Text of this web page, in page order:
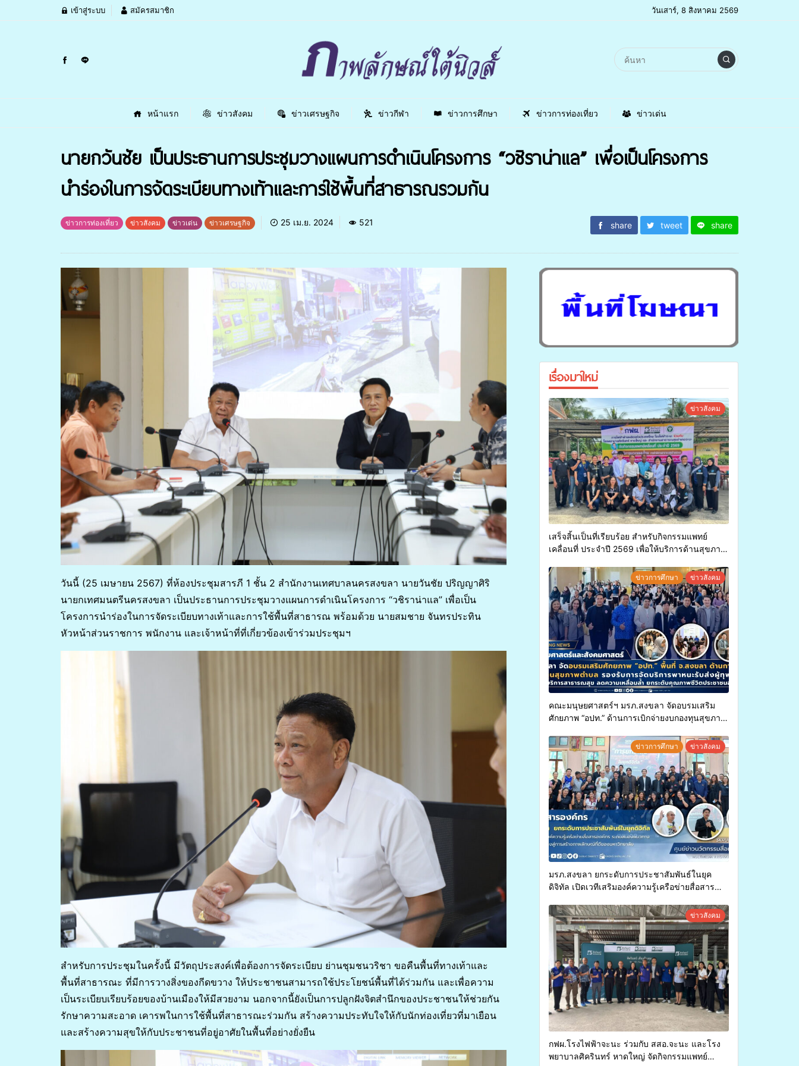
เข้าสู่ระบบ สมัครสมาชิก วันเสาร์, 8 สิงหาคม 2569
หน้าแรก ข่าวสังคม ข่าวเศรษฐกิจ ข่าวกีฬา ข่าวการศึกษา ข่าวการท่องเที่ยว ข่าวเด่น
นายกวันชัย เป็นประธานการประชุมวางแผนการดำเนินโครงการ “วชิราน่าแล” เพื่อเป็นโครงการ
นำร่องในการจัดระเบียบทางเท้าและการใช้พื้นที่สาธารณรวมกัน
ข่าวการท่องเที่ยว ข่าวสังคม ข่าวเด่น ข่าวเศรษฐกิจ 25 เม.ย. 2024 521 share tweet share
วันนี้ (25 เมษายน 2567) ที่ห้องประชุมสารภี 1 ชั้น 2 สำนักงานเทศบาลนครสงขลา นายวันชัย ปริญญาศิริ
นายกเทศมนตรีนครสงขลา เป็นประธานการประชุมวางแผนการดำเนินโครงการ “วชิราน่าแล” เพื่อเป็น
โครงการนำร่องในการจัดระเบียบทางเท้าและการใช้พื้นที่สาธารณ พร้อมด้วย นายสมชาย จันทรประทิน
หัวหน้าส่วนราชการ พนักงาน และเจ้าหน้าที่ที่เกี่ยวข้องเข้าร่วมประชุมฯ
สำหรับการประชุมในครั้งนี้ มีวัตถุประสงค์เพื่อต้องการจัดระเบียบ ย่านชุมชนวริชา ขอคืนพื้นที่ทางเท้าและ
พื้นที่สาธารณะ ที่มีการวางสิ่งของกีดขวาง ให้ประชาชนสามารถใช้ประโยชน์พื้นที่ได้ร่วมกัน และเพื่อความ
เป็นระเบียบเรียบร้อยของบ้านเมืองให้มีสวยงาม นอกจากนี้ยังเป็นการปลูกฝังจิตสำนึกของประชาชนให้ช่วยกัน
รักษาความสะอาด เคารพในการใช้พื้นที่สาธารณะร่วมกัน สร้างความประทับใจให้กับนักท่องเที่ยวที่มาเยือน
และสร้างความสุขให้กับประชาชนที่อยู่อาศัยในพื้นที่อย่างยั่งยืน
เรื่องมาใหม่
ข่าวสังคม
เสร็จสิ้นเป็นที่เรียบร้อย สำหรับกิจกรรมแพทย์
เคลื่อนที่ ประจำปี 2569 เพื่อให้บริการด้านสุขภาพ
ข่าวการศึกษา ข่าวสังคม
คณะมนุษยศาสตร์ฯ มรภ.สงขลา จัดอบรมเสริม
ศักยภาพ “อปท.” ด้านการเบิกจ่ายงบกองทุนสุขภาพ
ทุพพลภาพเพื่อเข้ารับบริการสาธารณสุข ลดความ
เหลื่อมล้ำ ยกระดับคุณภาพชีวิตประชาชนอย่าง
ยั่งยืน
ข่าวการศึกษา ข่าวสังคม
มรภ.สงขลา ยกระดับการประชาสัมพันธ์ในยุค
ดิจิทัล เปิดเวทีเสริมองค์ความรู้เครือข่ายสื่อสาร
การสร้างภาพลักษณ์ที่ดีของมหาวิทยาลัยข่าวสังคม
กฟผ.โรงไฟฟ้าจะนะ ร่วมกับ สสอ.จะนะ และโรง
พยาบาลศิครินทร์ หาดใหญ่ จัดกิจกรรมแพทย์